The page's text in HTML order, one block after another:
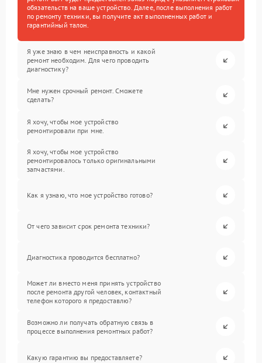
обязательств на ваше устройство. Далее, после выполнения работ
по ремонту техники, вы получите акт выполненных работ и
гарантийный талон.
Я уже знаю в чем неисправность и какой
ремонт необходим. Для чего проводить
диагностику?
Мне нужен срочный ремонт. Сможете
сделать?
Я хочу, чтобы мое устройство
ремонтировали при мне.
Я хочу, чтобы мое устройство
ремонтировалось только оригинальными
запчастями.
Как я узнаю, что мое устройство готово?
От чего зависит срок ремонта техники?
Диагностика проводится бесплатно?
Может ли вместо меня принять устройство
после ремонта другой человек, контактный
телефон которого я предоставлю?
Возможно ли получать обратную связь в
процессе выполнения ремонтных работ?
Какую гарантию вы предоставляете?